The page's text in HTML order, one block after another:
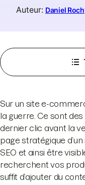
Auteur: Daniel Roch
Sur un site e-
la guerre. Ce sont
dernier clic avant la
page stratégique
SEO et ainsi être
recherchent vos
suffit d’ajouter du